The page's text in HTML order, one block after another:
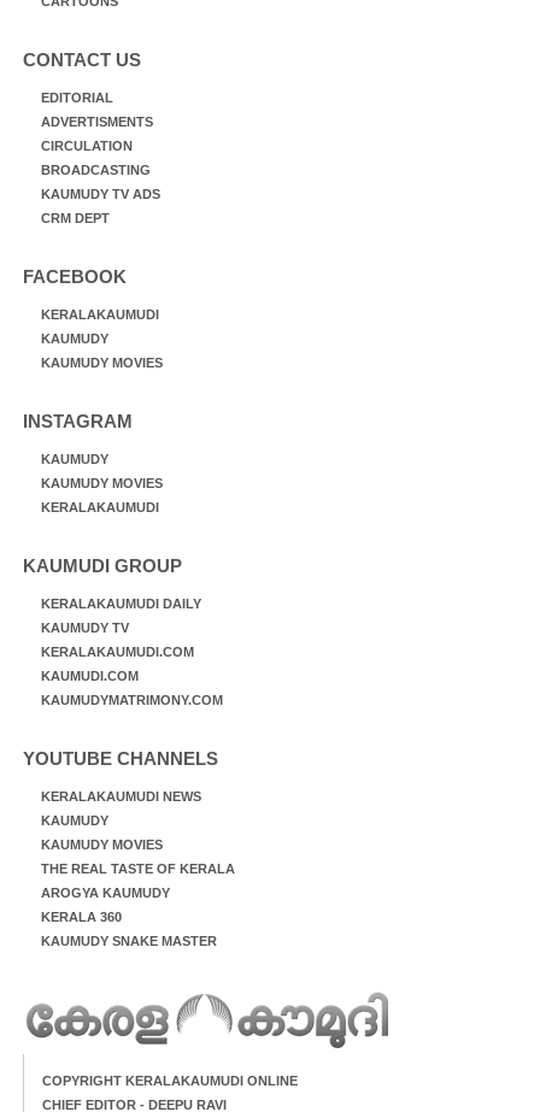
CONTACT US
EDITORIAL
ADVERTISMENTS
CIRCULATION
BROADCASTING
KAUMUDY TV ADS
CRM DEPT
FACEBOOK
KERALAKAUMUDI
KAUMUDY
KAUMUDY MOVIES
INSTAGRAM
KAUMUDY
KAUMUDY MOVIES
KERALAKAUMUDI
KAUMUDI GROUP
KERALAKAUMUDI DAILY
KAUMUDY TV
KERALAKAUMUDI.COM
KAUMUDI.COM
KAUMUDYMATRIMONY.COM
YOUTUBE CHANNELS
KERALAKAUMUDI NEWS
KAUMUDY
KAUMUDY MOVIES
THE REAL TASTE OF KERALA
AROGYA KAUMUDY
KERALA 360
KAUMUDY SNAKE MASTER
COPYRIGHT KERALAKAUMUDI ONLINE
CHIEF EDITOR - DEEPU RAVI